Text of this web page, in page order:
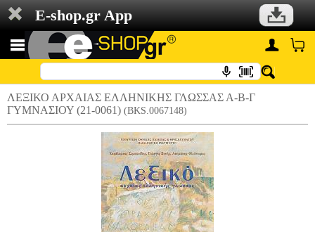
E-shop.gr App
ΛΕΞΙΚΟ ΑΡΧΑΙΑΣ ΕΛΛΗΝΙΚΗΣ ΓΛΩΣΣΑΣ Α-Β-Γ
ΓΥΜΝΑΣΙΟΥ (21-0061) (BKS.0067148)